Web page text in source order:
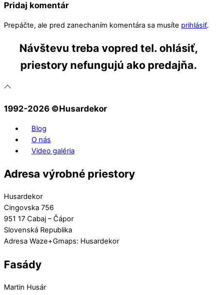
Pridaj komentár
Prepáčte, ale pred zanechaním komentára sa musíte prihlásiť.
Návštevu treba vopred tel. ohlásiť,
priestory nefungujú ako predajňa.
1992-2026 ©️Husardekor
Blog
O nás
Video galéria
Adresa výrobné priestory
Husardekor
Cingovska 756
951 17 Cabaj – Čápor
Slovenská Republika
Adresa Waze+Gmaps: Husardekor
Fasády
Martin Husár